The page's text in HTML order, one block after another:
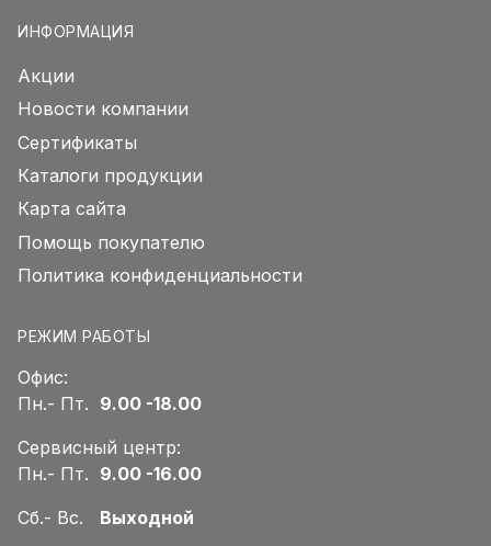
ИНФОРМАЦИЯ
Акции
Новости компании
Сертификаты
Каталоги продукции
Карта сайта
Помощь покупателю
Политика конфиденциальности
РЕЖИМ РАБОТЫ
Офис:
Пн.- Пт. 9.00 -18.00
Сервисный центр:
Пн.- Пт. 9.00 -16.00
Сб.- Вс. Выходной